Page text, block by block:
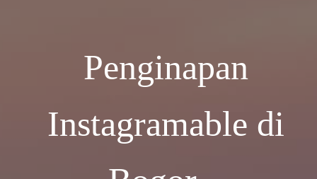
Penginapan
Instagramable di